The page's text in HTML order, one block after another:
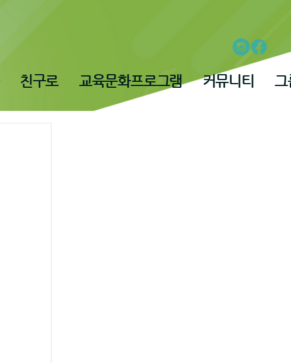
친구로 교육문화프로그램 커뮤니티 그